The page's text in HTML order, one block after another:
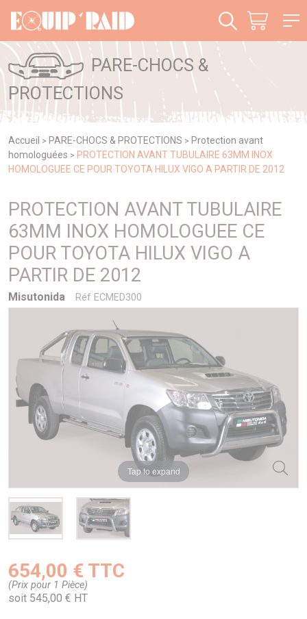
PARE-CHOCS &
PROTECTIONS
Accueil > PARE-CHOCS & PROTECTIONS > Protection avant
homologuées > PROTECTION AVANT TUBULAIRE 63MM INOX
HOMOLOGUEE CE POUR TOYOTA HILUX VIGO A PARTIR DE 2012
PROTECTION AVANT TUBULAIRE
63MM INOX HOMOLOGUEE CE
POUR TOYOTA HILUX VIGO A
PARTIR DE 2012
Misutonida Réf ECMED300
Tap to expand
654,00 € TTC
(Prix pour 1 Pièce)
soit 545,00 € HT
Panneau de gestion des cookies